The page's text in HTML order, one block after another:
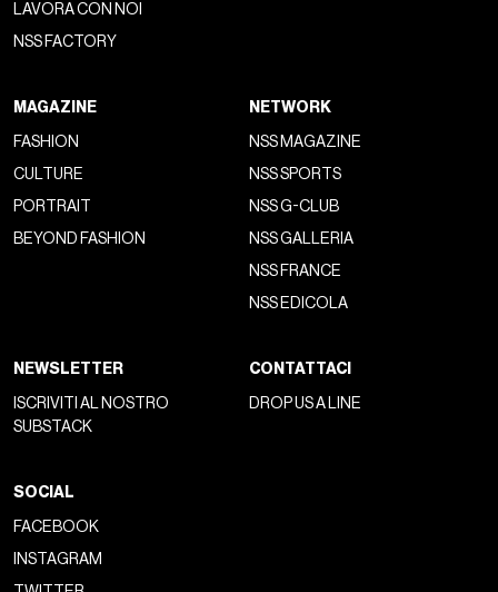
LAVORA CON NOI
NSS FACTORY
MAGAZINE
FASHION
CULTURE
PORTRAIT
BEYOND FASHION
NETWORK
NSS MAGAZINE
NSS SPORTS
NSS G-CLUB
NSS GALLERIA
NSS FRANCE
NSS EDICOLA
NEWSLETTER
ISCRIVITI AL NOSTRO
SUBSTACK
CONTATTACI
DROP US A LINE
SOCIAL
FACEBOOK
INSTAGRAM